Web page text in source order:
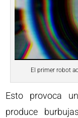
El primer robot
Esto provoca
produce